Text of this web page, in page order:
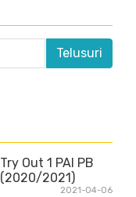
Try Out 1 PAI PB
(2020/2021)
2021-04-06